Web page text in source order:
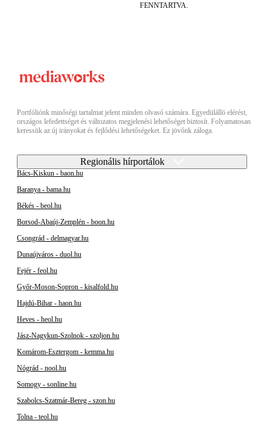
FENNTARTVA.
Portfóliónk minőségi tartalmat jelent minden olvasó számára. Egyedülálló elérést,
országos lefedettséget és változatos megjelenési lehetőséget biztosít. Folyamatosan
keressük az új irányokat és fejlődési lehetőségeket. Ez jövőnk záloga.
Regionális hírportálok
Bács-Kiskun - baon.hu
Baranya - bama.hu
Békés - beol.hu
Borsod-Abaúj-Zemplén - boon.hu
Csongrád - delmagyar.hu
Dunaújváros - duol.hu
Fejér - feol.hu
Győr-Moson-Sopron - kisalfold.hu
Hajdú-Bihar - haon.hu
Heves - heol.hu
Jász-Nagykun-Szolnok - szoljon.hu
Komárom-Esztergom - kemma.hu
Nógrád - nool.hu
Somogy - sonline.hu
Szabolcs-Szatmár-Bereg - szon.hu
Tolna - teol.hu